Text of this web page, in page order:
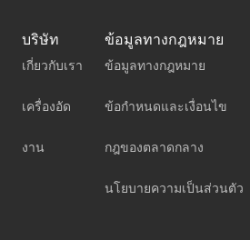
บริษัท
เกี่ยวกับเรา
เครื่องอัด
งาน
ข้อมูลทางกฎหมาย
ข้อมูลทางกฎหมาย
ข้อกำหนดและเงื่อนไข
กฎของตลาดกลาง
นโยบายความเป็นส่วนตัว